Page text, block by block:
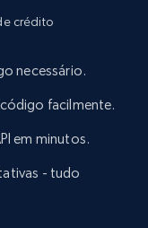
crédito
necessário.
facilmente.
em minutos.
- tudo